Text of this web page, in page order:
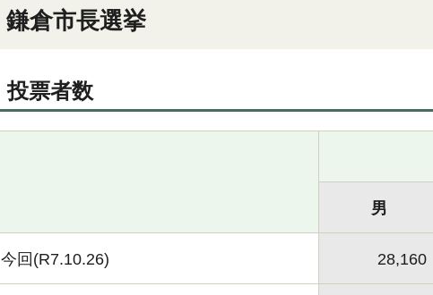
鎌倉市長選挙
投票者数
男
今回(R7.10.26) 28,160